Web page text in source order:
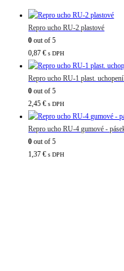
Repro ucho RU-2 plastové
0 out of 5
0,87€ s DPH
Repro ucho RU-1 plast.
0 out of 5
2,45€ s DPH
Repro ucho RU-4 gumové -
0 out of 5
1,37€ s DPH